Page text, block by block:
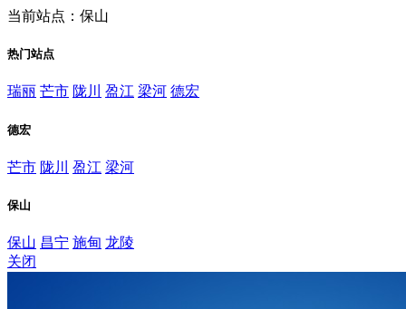
当前站点：保山
热门站点
瑞丽 芒市 陇川 盈江 梁河 德宏
德宏
芒市 陇川 盈江 梁河
保山
保山 昌宁 施甸 龙陵
关闭